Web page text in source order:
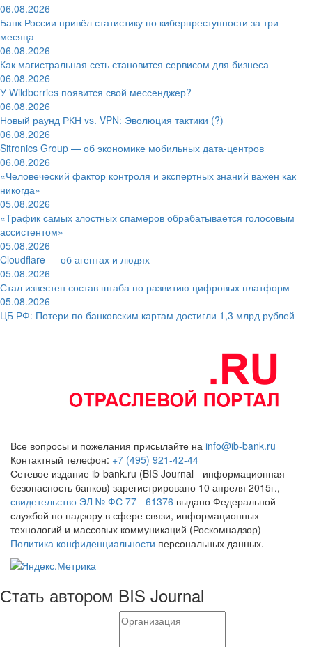
06.08.2026
Банк России привёл статистику по киберпреступности за три
месяца
06.08.2026
Как магистральная сеть становится сервисом для бизнеса
06.08.2026
У Wildberries появится свой мессенджер?
06.08.2026
Новый раунд РКН vs. VPN: Эволюция тактики (?)
06.08.2026
Sitronics Group — об экономике мобильных дата-центров
06.08.2026
«Человеческий фактор контроля и экспертных знаний важен как
никогда»
05.08.2026
«Трафик самых злостных спамеров обрабатывается голосовым
ассистентом»
05.08.2026
Cloudflare — об агентах и людях
05.08.2026
Стал известен состав штаба по развитию цифровых платформ
05.08.2026
ЦБ РФ: Потери по банковским картам достигли 1,3 млрд рублей
Все вопросы и пожелания присылайте на info@ib-bank.ru
Контактный телефон: +7 (495) 921-42-44
Сетевое издание ib-bank.ru (BIS Journal - информационная
безопасность банков) зарегистрировано 10 апреля 2015г.,
свидетельство ЭЛ № ФС 77 - 61376 выдано Федеральной
службой по надзору в сфере связи, информационных
технологий и массовых коммуникаций (Роскомнадзор)
Политика конфиденциальности персональных данных.
Стать автором BIS Journal